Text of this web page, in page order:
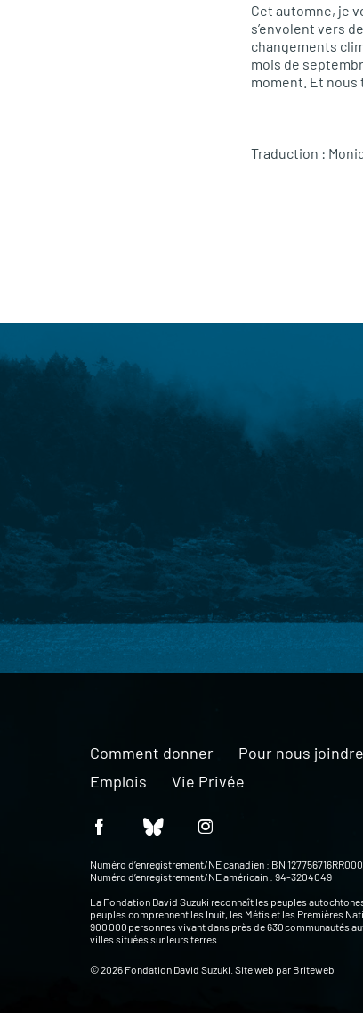
Cet automne, je
s’envolent vers
changements
mois de
moment. Et nous
Traduction :
Comment donner Pour nous joindre
Emplois
Vie Privée
Numéro d’enregistrement/NE canadien : BN
Numéro d’enregistrement/NE américain : 94-3204049
La Fondation David Suzuki reconnaît les peuples
peuples comprennent les Inuit, les Métis et les Premières
900 000 personnes vivant dans près de 630 communautés
villes situées sur leurs terres.
© 2026 Fondation David Suzuki. Site web par Briteweb